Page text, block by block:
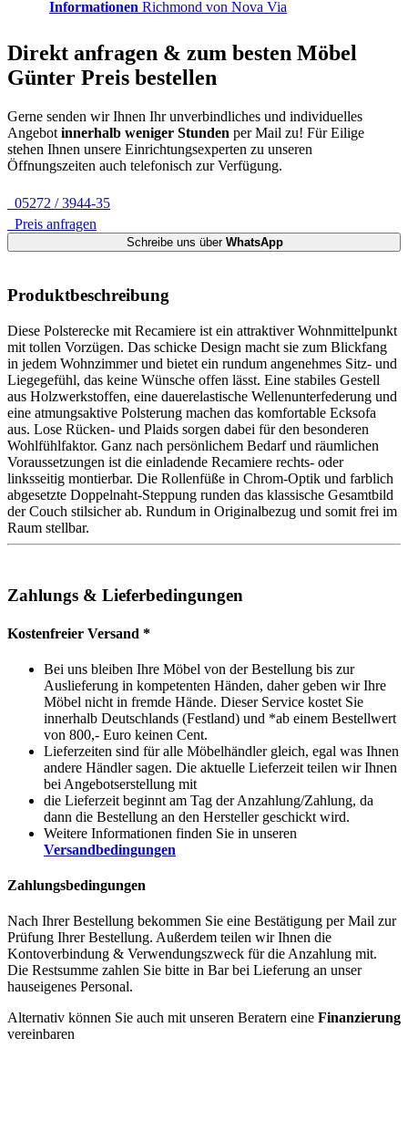
Informationen Richmond von Nova Via
Direkt anfragen & zum besten Möbel
Günter Preis bestellen
Gerne senden wir Ihnen Ihr unverbindliches und individuelles
Angebot innerhalb weniger Stunden per Mail zu! Für Eilige
stehen Ihnen unsere Einrichtungsexperten zu unseren
Öffnungszeiten auch telefonisch zur Verfügung.
05272 / 3944-35
Preis anfragen
Schreibe uns über WhatsApp
Produktbeschreibung
Diese Polsterecke mit Recamiere ist ein attraktiver Wohnmittelpunkt
mit tollen Vorzügen. Das schicke Design macht sie zum Blickfang
in jedem Wohnzimmer und bietet ein rundum angenehmes Sitz- und
Liegegefühl, das keine Wünsche offen lässt. Eine stabiles Gestell
aus Holzwerkstoffen, eine dauerelastische Wellenunterfederung und
eine atmungsaktive Polsterung machen das komfortable Ecksofa
aus. Lose Rücken- und Plaids sorgen dabei für den besonderen
Wohlfühlfaktor. Ganz nach persönlichem Bedarf und räumlichen
Voraussetzungen ist die einladende Recamiere rechts- oder
linksseitig montierbar. Die Rollenfüße in Chrom-Optik und farblich
abgesetzte Doppelnaht-Steppung runden das klassische Gesamtbild
der Couch stilsicher ab. Rundum in Originalbezug und somit frei im
Raum stellbar.
Zahlungs & Lieferbedingungen
Kostenfreier Versand *
Bei uns bleiben Ihre Möbel von der Bestellung bis zur
Auslieferung in kompetenten Händen, daher geben wir Ihre
Möbel nicht in fremde Hände. Dieser Service kostet Sie
innerhalb Deutschlands (Festland) und *ab einem Bestellwert
von 800,- Euro keinen Cent.
Lieferzeiten sind für alle Möbelhändler gleich, egal was Ihnen
andere Händler sagen. Die aktuelle Lieferzeit teilen wir Ihnen
bei Angebotserstellung mit
die Lieferzeit beginnt am Tag der Anzahlung/Zahlung, da
dann die Bestellung an den Hersteller geschickt wird.
Weitere Informationen finden Sie in unseren
Versandbedingungen
Zahlungsbedingungen
Nach Ihrer Bestellung bekommen Sie eine Bestätigung per Mail zur
Prüfung Ihrer Bestellung. Außerdem teilen wir Ihnen die
Kontoverbindung & Verwendungszweck für die Anzahlung mit.
Die Restsumme zahlen Sie bitte in Bar bei Lieferung an unser
hauseigenes Personal.
Alternativ können Sie auch mit unseren Beratern eine Finanzierung
vereinbaren